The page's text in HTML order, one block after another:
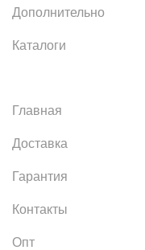
Дополнительно
Каталоги
Главная
Доставка
Гарантия
Контакты
Опт